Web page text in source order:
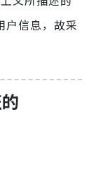
户信息，故采